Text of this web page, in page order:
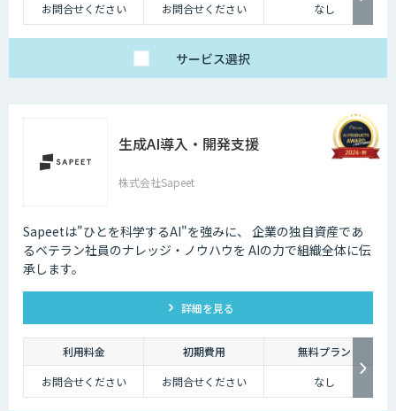
お問合せください
お問合せください なし
サービス選択
生成AI導入・開発支援
株式会社Sapeet
Sapeetは"ひとを科学するAI"を強みに、 企業の独自資産であ
るベテラン社員のナレッジ・ノウハウを AIの力で組織全体に伝
承します。
詳細を見る
利用料金 初期費用
無料プラン
お問合せください
お問合せください なし